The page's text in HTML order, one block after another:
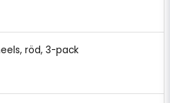
röd, 3-pack